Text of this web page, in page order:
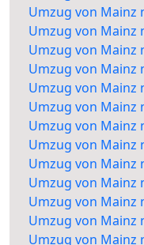
Umzug von Mainz
Umzug von Mainz
Umzug von Mainz
Umzug von Mainz
Umzug von Mainz
Umzug von Mainz
Umzug von Mainz
Umzug von Mainz
Umzug von Mainz
Umzug von Mainz
Umzug von Mainz
Umzug von Mainz
Umzug von Mainz